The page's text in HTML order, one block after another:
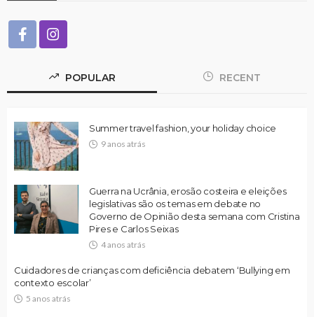
POPULAR RECENT
Summer travel fashion, your holiday choice
9 anos atrás
Guerra na Ucrânia, erosão costeira e eleições
legislativas são os temas em debate no
Governo de Opinião desta semana com Cristina
Pires e Carlos Seixas
4 anos atrás
Cuidadores de crianças com deficiência debatem ‘Bullying em
contexto escolar’
5 anos atrás